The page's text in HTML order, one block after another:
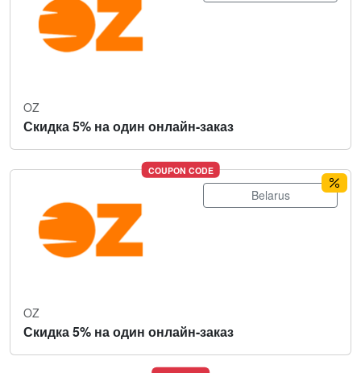
OZ
Скидка 5% на один онлайн-заказ
COUPON CODE
Belarus
OZ
Скидка 5% на один онлайн-заказ